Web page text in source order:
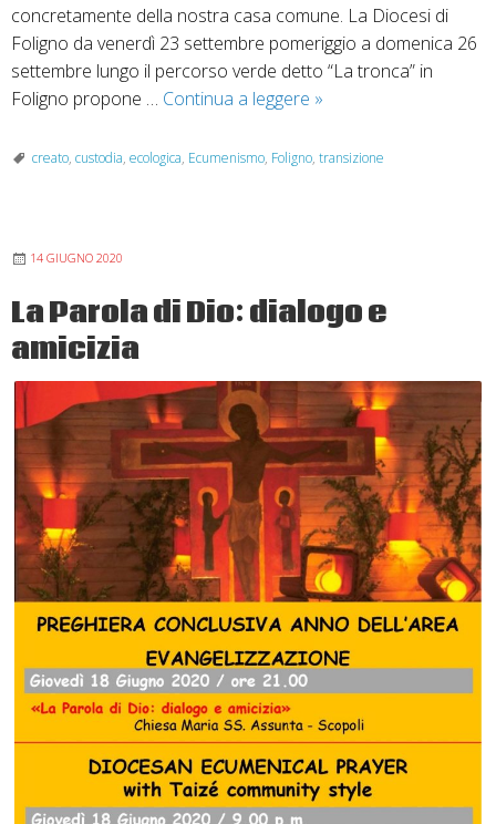
concretamente della nostra casa comune. La Diocesi di
Foligno da venerdì 23 settembre pomeriggio a domenica 26
settembre lungo il percorso verde detto “La tronca” in
Foligno propone … Continua a leggere Camminare
una
»
creato, custodia, ecologica, Ecumenismo, Foligno, transizione
14 GIUGNO 2020
La Parola di Dio: dialogo e
amicizia